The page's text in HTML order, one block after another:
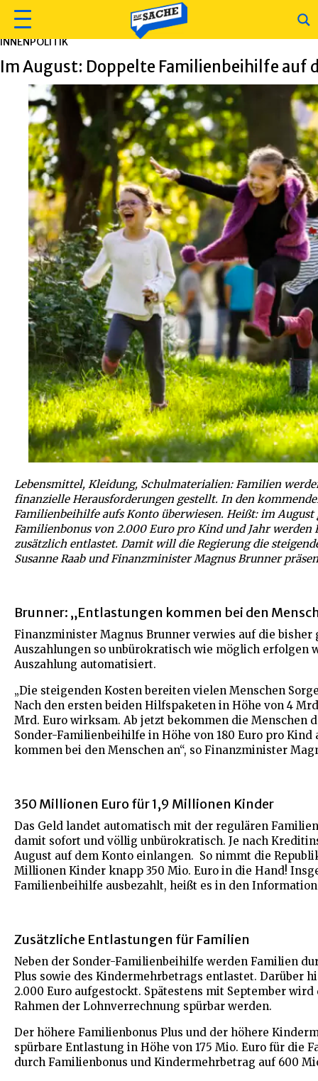
INNENPOLITIK
Im August: Doppelte Familienbeihilfe auf
Lebensmittel, Kleidung, Schulmaterialien: Familien
finanzielle Herausforderungen gestellt. In den
Familienbeihilfe aufs Konto überwiesen. Heißt: im
Familienbonus von 2.000 Euro pro Kind und Jahr
zusätzlich entlastet. Damit will die Regierung die
Susanne Raab und Finanzminister Magnus Brunner
Brunner: „Entlastungen kommen bei den
Finanzminister Magnus Brunner verwies auf die
Auszahlungen so unbürokratisch wie möglich
Auszahlung automatisiert.
„Die steigenden Kosten bereiten vielen Menschen
Nach den ersten beiden Hilfspaketen in Höhe von 4
Mrd. Euro wirksam. Ab jetzt bekommen die Menschen
Sonder-Familienbeihilfe in Höhe von 180 Euro pro
kommen bei den Menschen an“, so Finanzminister
350 Millionen Euro für 1,9 Millionen Kinder
Das Geld landet automatisch mit der regulären
damit sofort und völlig unbürokratisch. Je nach
August auf dem Konto einlangen. So nimmt die
Millionen Kinder knapp 350 Mio. Euro in die Hand!
Familienbeihilfe ausbezahlt, heißt es in den
Zusätzliche Entlastungen für Familien
Neben der Sonder-Familienbeihilfe werden Familien
Plus sowie des Kindermehrbetrags entlastet. Darüber
2.000 Euro aufgestockt. Spätestens mit September
Rahmen der Lohnverrechnung spürbar werden.
Der höhere Familienbonus Plus und der höhere
spürbare Entlastung in Höhe von 175 Mio. Euro für die
durch Familienbonus und Kindermehrbetrag auf 600